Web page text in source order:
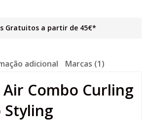
Gratuitos a partir de 45€*
adicional Marcas (1)
Combo Curling
Styling